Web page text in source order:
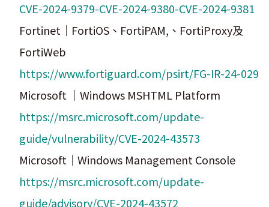
CVE-2024-9379-CVE-2024-9380-CVE-2024-9381
Fortinet｜FortiOS、FortiPAM,、FortiProxy及
FortiWeb
https://www.fortiguard.com/psirt/FG-IR-24-029
Microsoft ｜Windows MSHTML Platform
https://msrc.microsoft.com/update-
guide/vulnerability/CVE-2024-43573
Microsoft｜Windows Management Console
https://msrc.microsoft.com/update-
guide/advisory/CVE-2024-43572